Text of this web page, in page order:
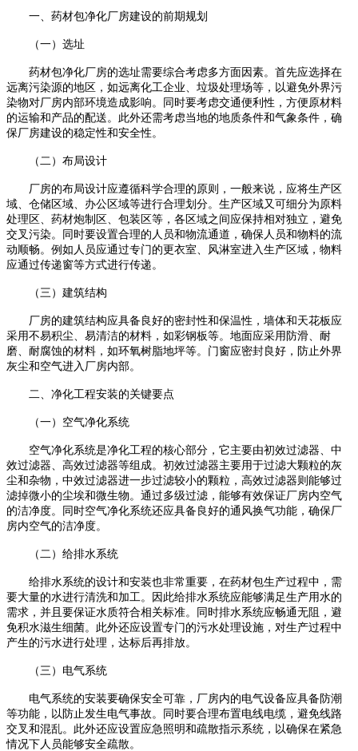
一 、药材包净化厂房建设的前期规划
（一）选址
药材包净化厂房的选址需要综合考虑多方面因素。首先应选择在
远离污染源的地区，如远离化工企业、垃圾处理场等，以避免外界污
染物对厂房内部环境造成影响。同时要考虑交通便利性，方便原材料
的运输和产品的配送。此外还需考虑当地的地质条件和气象条件，确
保厂房建设的稳定性和安全性。
（二）布局设计
厂房的布局设计应遵循科学合理的原则 ， 一般来说，应将生产区
域、仓储区域、办公区域等进行合理划分。生产区域又可细分为原料
处理区、药材炮制区、包装区等，各区域之间应保持相对独立，避免
交叉污染。同时要设置合理的人 员和物流通道，确保人员和物料的流
动顺畅。例如人员应通过专门的更衣室、风淋室进入生产区域，物料
应通过传递窗等方式进行传递。
（三）建筑结构
厂房的建筑结构应具备良好的密封性和保温性 ， 墙体和天花板应
采用不易积尘、易清洁的材料，如彩钢板等。地面应采用防滑、耐
磨、耐腐蚀的材料，如环氧树脂地坪等。门窗应密封良好，防止外界
灰尘和空气进入厂房内部。
二 、净化工程安装的关键要点
（一）空气净化系统
空气净化系统是净化工程的核心部分 ， 它主要由初效过滤器、中
效过滤器、高效过滤器等组成。初效过滤器主要用于过滤大颗粒的灰
尘和杂物，中效过滤器进一步过滤较小的颗粒，高效过滤器则能够过
滤掉微小的尘埃和微生物。通过多级过滤，能够有效保证厂房内空气
的洁净度。同时空气净化系统还应具备良好的通风换气功能，确保厂
房内空气的洁净度。
（二）给排水系统
给排水系统的设计和安装也非常重要 ， 在药材包生产过程中，需
要大量的水进行清洗和加工。因此给排水系统应能够满足生产用水的
需求，并且要保证水质符合相关标准。同时排水系统应畅通无阻，避
免积水滋生细菌。此外还应设置专门的污水处理设施，对生产过程中
产生的污水进行处理，达标后再排放。
（三）电气系统
电气系统的安装要确保安全可靠 ， 厂房内的电气设备应具备防潮
等功能，以防止发生电气事故。同时要合理布置电线电缆，避免线路
交叉和混乱。此外还应设置应急照明和疏散指示系统，以确保在紧急
情况下人员能够安全疏散。